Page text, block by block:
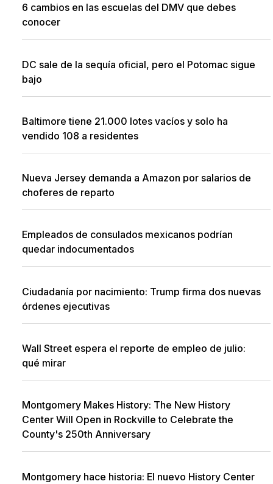
6 cambios en las escuelas del DMV que debes
conocer
DC sale de la sequía oficial, pero el Potomac sigue
bajo
Baltimore tiene 21.000 lotes vacíos y solo ha
vendido 108 a residentes
Nueva Jersey demanda a Amazon por salarios de
choferes de reparto
Empleados de consulados mexicanos podrían
quedar indocumentados
Ciudadanía por nacimiento: Trump firma dos nuevas
órdenes ejecutivas
Wall Street espera el reporte de empleo de julio:
qué mirar
Montgomery Makes History: The New History
Center Will Open in Rockville to Celebrate the
County's 250th Anniversary
Montgomery hace historia: El nuevo History Center